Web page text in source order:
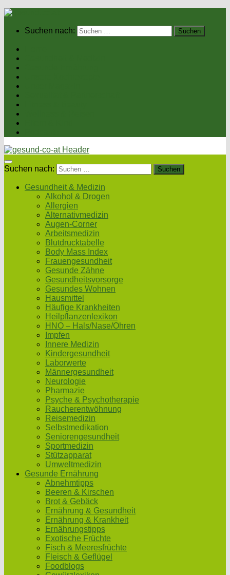
Suchen nach:
Suchen nach:
Gesundheit & Medizin
Alkohol & Drogen
Allergien
Alternativmedizin
Augen-Corner
Arbeitsmedizin
Blutdrucktabelle
Body Mass Index
Frauengesundheit
Gesunde Zähne
Gesundheitsvorsorge
Gesundes Wohnen
Hausmittel
Häufige Krankheiten
Heilpflanzenlexikon
HNO – Hals/Nase/Ohren
Impfen
Innere Medizin
Kindergesundheit
Laborwerte
Männergesundheit
Neurologie
Pharmazie
Psyche & Psychotherapie
Raucherentwöhnung
Reisemedizin
Selbstmedikation
Seniorengesundheit
Sportmedizin
Stützapparat
Umweltmedizin
Gesunde Ernährung
Abnehmtipps
Beeren & Kirschen
Brot & Gebäck
Ernährung & Gesundheit
Ernährung & Krankheit
Ernährungstipps
Exotische Früchte
Fisch & Meeresfrüchte
Fleisch & Geflügel
Foodblogs